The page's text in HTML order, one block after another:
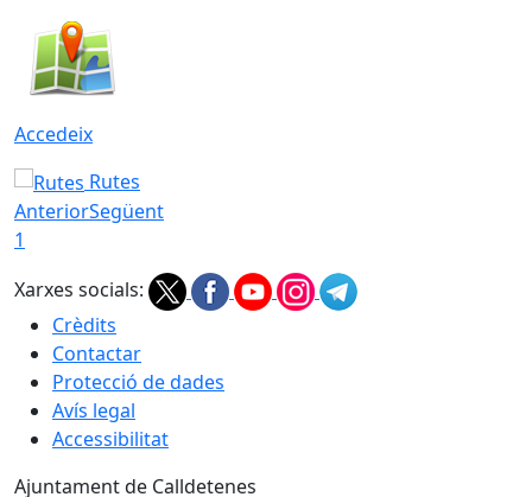
Accedeix
Rutes
AnteriorSegüent
1
Xarxes socials:
Crèdits
Contactar
Protecció de dades
Avís legal
Accessibilitat
Ajuntament de Calldetenes